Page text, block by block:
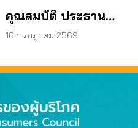
คุณสมบัติ ประธาน
กสทช. เปิดทางคนที่ดี
16 กรกฎาคม 2569